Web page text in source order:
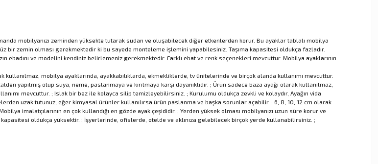
mobilyanızı zeminden yüksekte tutarak sudan ve oluşabilecek diğer etkenlerden korur. Bu ayaklar tablalı mobilya
bir zemin olması gerekmektedir ki bu sayede monteleme işlemini yapabilesiniz. Taşıma kapasitesi oldukça fazladır.
ebadını ve modelini kendiniz belirlemeniz gerekmektedir. Farklı ebat ve renk seçenekleri mevcuttur. Mobilya ayaklarının
kullanılmaz, mobilya ayaklarında, ayakkabılıklarda, ekmekliklerde, tv ünitelerinde ve birçok alanda kullanımı mevcuttur.
yapılmış olup suya, neme, paslanmaya ve kırılmaya karşı dayanıklıdır. ; Ürün sadece baza ayağı olarak kullanılmaz,
mevcuttur. ; Islak bir bez ile kolayca silip temizleyebilirsiniz. ; Kurulumu oldukça zevkli ve kolaydır, Ayağın vida
uzak tutunuz, eğer kimyasal ürünler kullanılırsa ürün paslanma ve başka sorunlar açabilir. ; 6, 8, 10, 12 cm olarak
imalatçılarının en çok kullandığı en gözde ayak çeşididir. ; Yerden yüksek olması mobilyanızı uzun süre korur ve
oldukça yüksektir. ; İşyerlerinde, ofislerde, otelde ve aklınıza gelebilecek birçok yerde kullanabilirsiniz. ;